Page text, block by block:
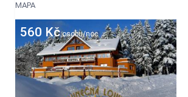
MAPA
560 Kčosobu/noc